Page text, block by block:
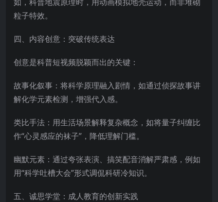
粒子特效。
四、内容创意：突破传统表达
创意是科普短视频脱颖而出的关键：
故事化叙事：将科学原理融入剧情，如通过侦探故事讲
解化学元素检测，增强代入感。
类比手法：用生活场景解释复杂概念，如将量子纠缠比
作“心灵感应的袜子”，降低理解门槛。
幽默元素：通过夸张表演、搞笑配音消解严肃感，例如
用“科学吐槽大会”形式调侃科研冷知识。
五、诚思学堂：成人教育的创新实践